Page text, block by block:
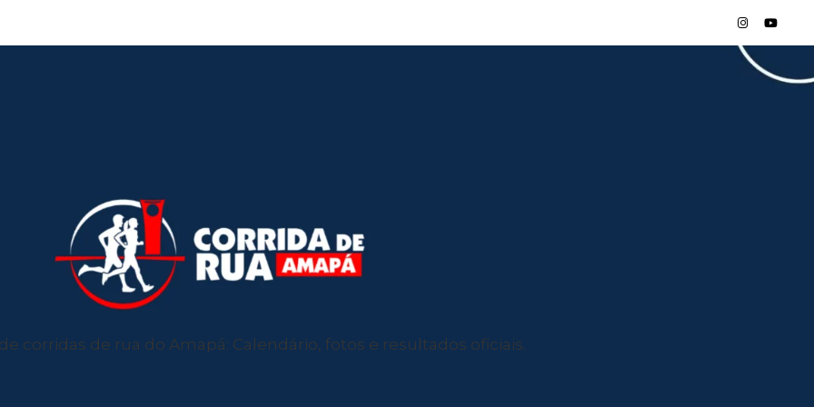
corridas de rua do Amapá: Calendário, fotos e resultados oficiais.